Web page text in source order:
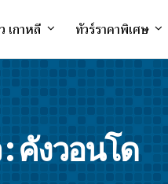
เกาหลี ทัวร์ราคาพิเศษ
: คังวอนโด